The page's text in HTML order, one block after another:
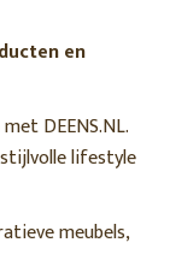
en
DEENS.NL.
lifestyle
meubels,